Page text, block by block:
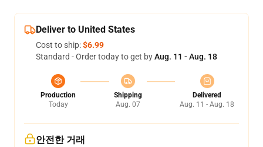
Deliver to United States
Cost to ship:$6.99
Standard - Order today to get byAug. 11 - Aug. 18
Production
Today
Shipping
Aug. 07
Delivered
Aug. 11 - Aug. 18
안전한 거래